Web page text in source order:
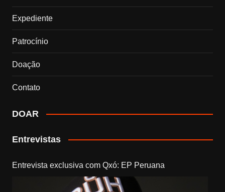
Expediente
Patrocínio
Doação
Contato
DOAR
Entrevistas
Entrevista exclusiva com Qxó: EP Peruana